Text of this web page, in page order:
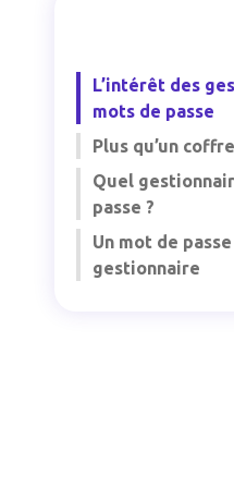
L’intérêt des
mots de passe
Plus qu’un
Quel
passe ?
Un mot de
gestionnaire